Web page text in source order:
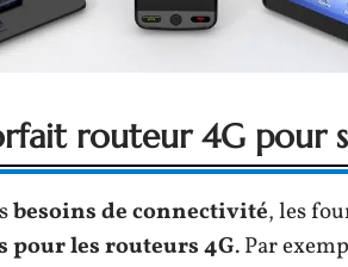
routeur 4G pour
besoins de connectivité, les
pour les routeurs 4G. Par